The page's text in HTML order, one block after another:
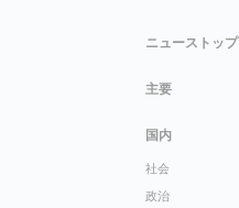
ニューストップ
主要
国内
社会
政治